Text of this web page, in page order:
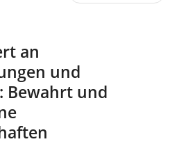
an
und
Bewahrt und